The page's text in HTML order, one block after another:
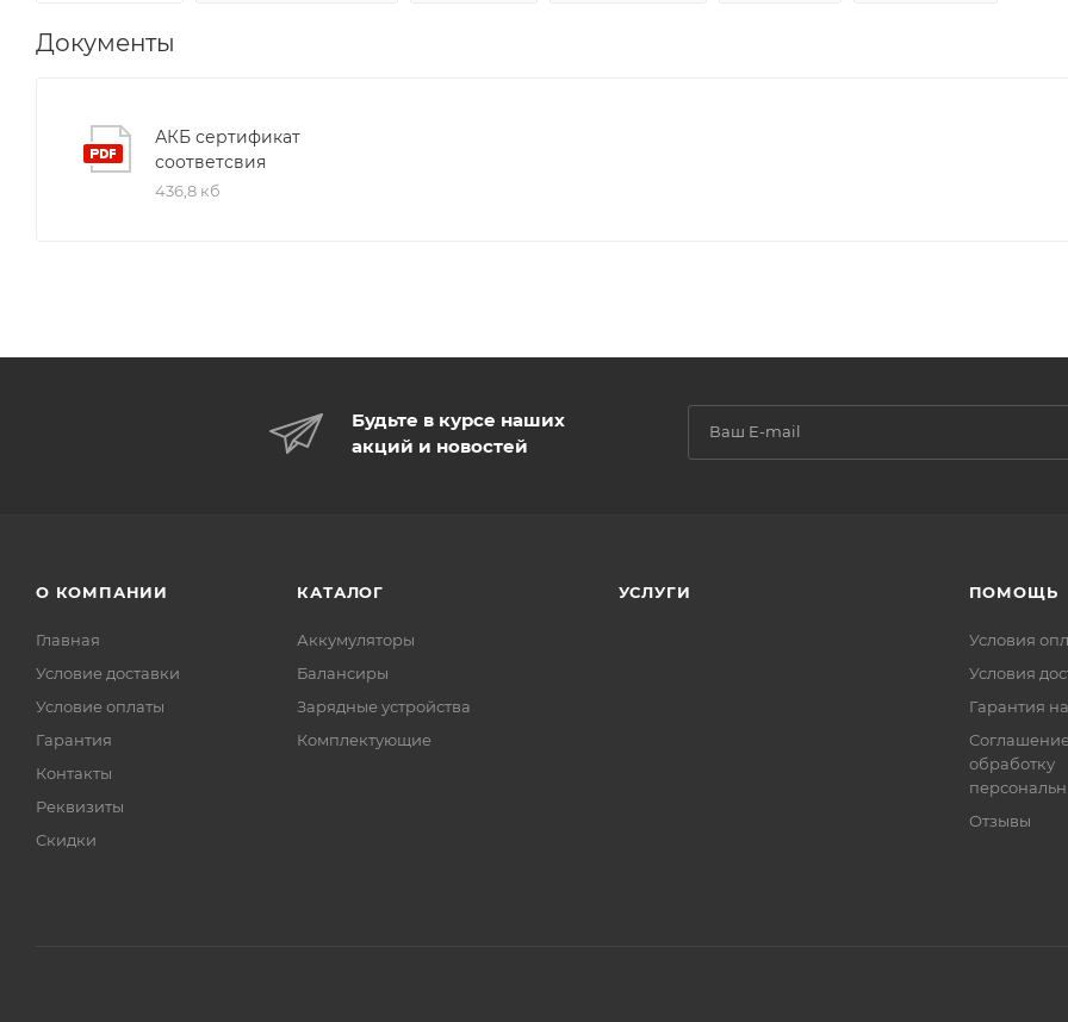
Документы
АКБ сертификат
соответсвия
436,8 кб
Будьте в курсе наших
акций и новостей
О КОМПАНИИ
Главная
Условие доставки
Условие оплаты
Гарантия
Контакты
Реквизиты
Скидки
КАТАЛОГ
Аккумуляторы
Балансиры
Зарядные устройства
Комплектующие
УСЛУГИ ПОМОЩЬ
Условия
Условия
Гарантия
обработку
Отзывы